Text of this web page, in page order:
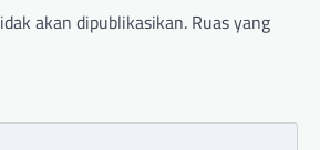
akan dipublikasikan. Ruas yang